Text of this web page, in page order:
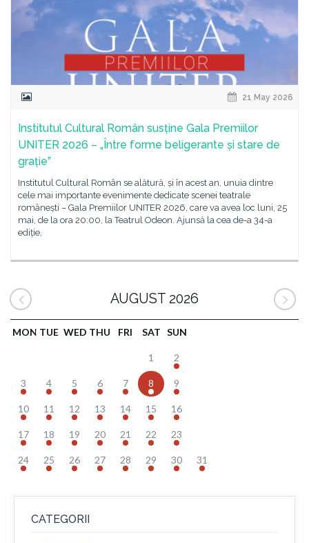
21 May 2026
Institutul Cultural Român susține Gala Premiilor
UNITER 2026 – „Între forme beligerante și stare de
grație”
Institutul Cultural Român se alătură, și în acest an, unuia dintre
cele mai importante evenimente dedicate scenei teatrale
românești – Gala Premiilor UNITER 2026, care va avea loc luni, 25
mai, de la ora 20:00, la Teatrul Odeon. Ajunsă la cea de-a 34-a
ediție,
AUGUST 2026
MON TUE WED THU FRI SAT SUN
1 2
3 4 5 6 7 8 9
10 11 12 13 14 15 16
17 18 19 20 21 22 23
24 25 26 27 28 29 30 31
CATEGORII